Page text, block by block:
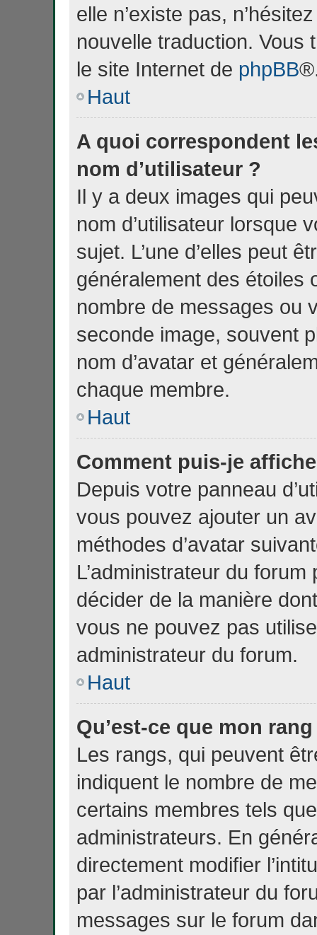
elle n’existe pas,
nouvelle traduction. Vous
le site Internet de phpBB
Haut
A quoi correspondent
nom d’utilisateur ?
Il y a deux images qui
nom d’utilisateur lorsque
sujet. L’une d’elles peut
généralement des étoiles
nombre de messages ou
seconde image, souvent
nom d’avatar et
chaque membre.
Haut
Comment puis-je
Depuis votre panneau
vous pouvez ajouter un
méthodes d’avatar
L’administrateur du
décider de la manière
vous ne pouvez pas
administrateur du forum.
Haut
Qu’est-ce que mon
Les rangs, qui peuvent
indiquent le nombre de
certains membres tels
administrateurs. En
directement modifier
par l’administrateur du
messages sur le forum